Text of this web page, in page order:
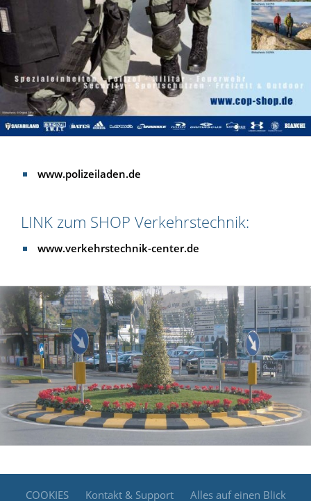
www.polizeiladen.de
LINK zum SHOP Verkehrstechnik:
www.verkehrstechnik-center.de
COOKIES Kontakt & Support Alles auf einen Blick